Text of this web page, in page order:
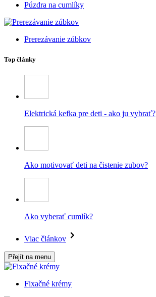
Púzdra na cumlíky
Prerezávanie zúbkov
Top články
Elektrická kefka pre deti - ako ju vybrať?
Ako motivovať deti na čistenie zubov?
Ako vyberať cumlík?
Viac článkov
Přejít na menu
Fixačné krémy